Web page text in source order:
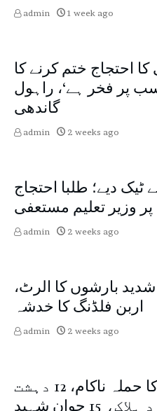
admin 1 week ago
کا احتجاج ختم کرنے کا
پر فخر ہے‘، راہول
گاندھی
admin 2 weeks ago
دیے؛ طلبا احتجاج
پر وزیر تعلیم مستعفی
admin 2 weeks ago
بارشوں کا الرٹ،
اربن فلڈنگ کا خدشہ
admin 2 weeks ago
ٹانک میں فتنہ الخوارج کا حملہ ناکام، 12 دہشت
15 جوان شہید